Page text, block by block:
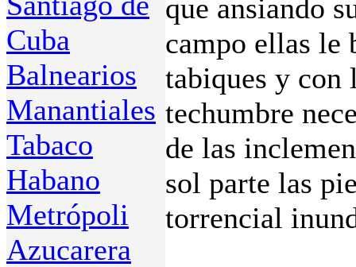
Cuba
Balnearios
Manantiales
Tabaco
Habano
Metrópoli
Azucarera
que ansiando
campo ellas le
tabiques y con
techumbre
de las
sol parte las
torrencial